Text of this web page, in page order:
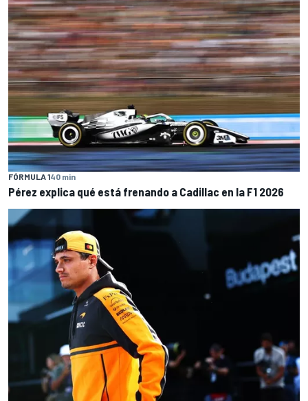
FÓRMULA 140 min
Pérez explica qué está frenando a Cadillac en la F1 2026